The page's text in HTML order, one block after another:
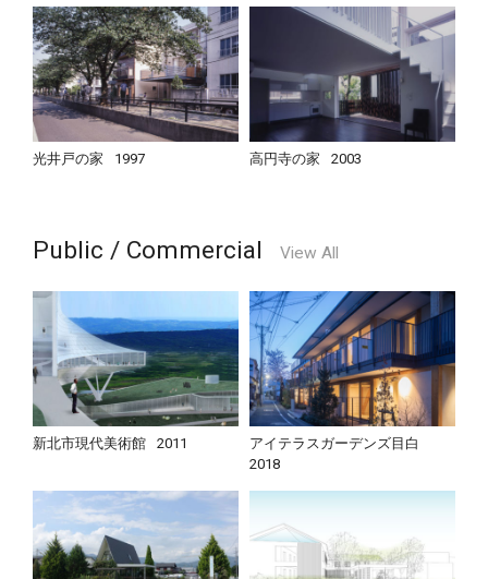
光井戸の家 1997 高円寺の家 2003
Public / Commercial View All
新北市現代美術館 2011
アイテラスガーデンズ目白
2018